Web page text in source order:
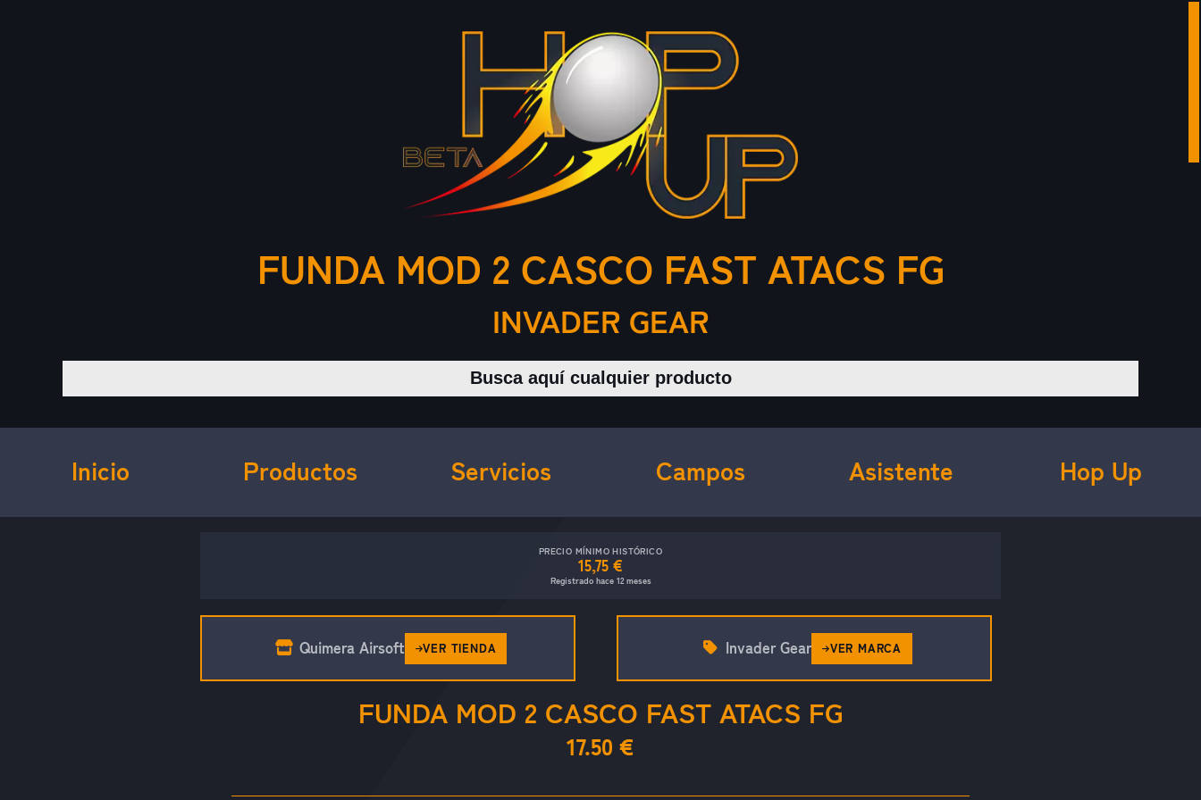
FUNDA MOD 2 CASCO FAST ATACS FG
INVADER GEAR
Buscar productos
Inicio Productos Servicios Campos Asistente Hop Up
PRECIO MÍNIMO HISTÓRICO
15,75 €
Registrado hace 12 meses
Quimera Airsoft VER TIENDA
FUNDA MOD 2 CASCO FAST ATACS FG
17.50 €
Invader Gear VER MARCA